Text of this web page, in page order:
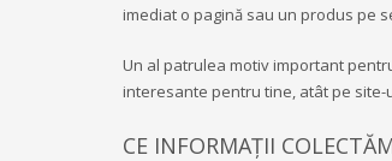
imediat o pagină sau un produs pe
Un al patrulea motiv important
interesante pentru tine, atât pe site-
CE INFORMAȚII